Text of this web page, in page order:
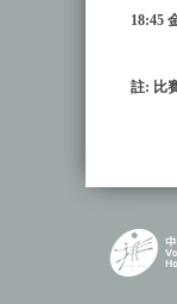
18:45
註: 比